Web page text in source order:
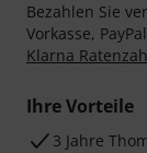
Bezahlen Sie
Vorkasse,
Klarna
Ihre Vorteile
3 Jahre